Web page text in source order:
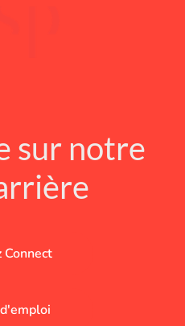
sur notre